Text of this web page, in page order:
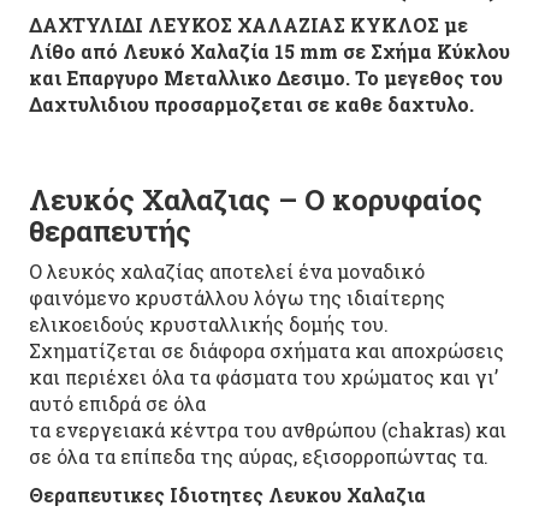
ΔΑΧΤΥΛΙΔΙ ΛΕΥΚΟΣ ΧΑΛΑΖΙΑΣ ΚΥΚΛΟΣ με
Λίθο από Λευκό Χαλαζία 15 mm σε Σχήμα Κύκλου
και Επαργυρο Μεταλλικο Δεσιμο. Το μεγεθος του
Δαχτυλιδιου προσαρμοζεται σε καθε δαχτυλο.
Λευκός Χαλαζιας – Ο κορυφαίος
θεραπευτής
Ο λευκός χαλαζίας αποτελεί ένα μοναδικό
φαινόμενο κρυστάλλου λόγω της ιδιαίτερης
ελικοειδούς κρυσταλλικής δομής του.
Σχηματίζεται σε διάφορα σχήματα και αποχρώσεις
και περιέχει όλα τα φάσματα του χρώματος και γι’
αυτό επιδρά σε όλα
τα ενεργειακά κέντρα του ανθρώπου (chakras) και
σε όλα τα επίπεδα της αύρας, εξισορροπώντας τα.
Θεραπευτικες Ιδιοτητες Λευκου Χαλαζια